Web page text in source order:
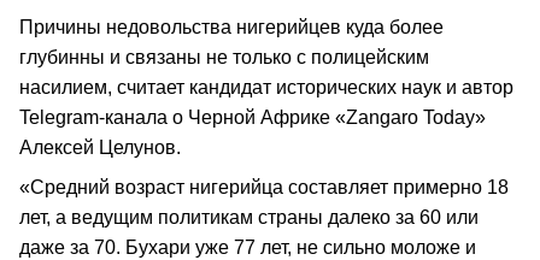
Причины недовольства нигерийцев куда более
глубинны и связаны не только с полицейским
насилием, считает кандидат исторических наук и автор
Telegram-канала о Черной Африке «Zangaro Today»
Алексей Целунов.
«Средний возраст нигерийца составляет примерно 18
лет, а ведущим политикам страны далеко за 60 или
даже за 70. Бухари уже 77 лет, не сильно моложе и